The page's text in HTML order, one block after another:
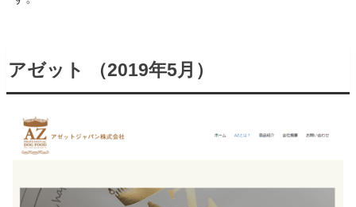
アゼット （2019年5月）